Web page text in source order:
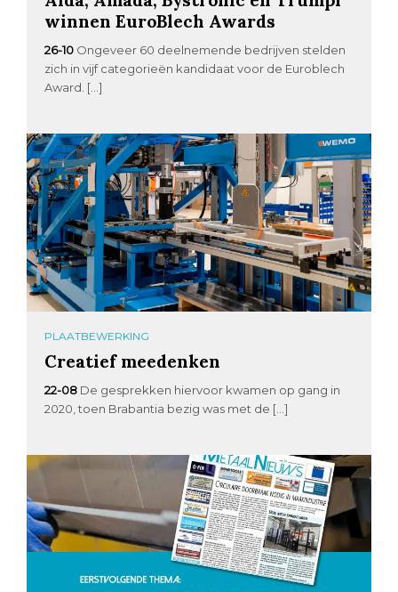
winnen EuroBlech Awards
26-10 Ongeveer 60 deelnemende bedrijven stelden
zich in vijf categorieën kandidaat voor de Euroblech
Award. […]
PLAATBEWERKING
Creatief meedenken
22-08 De gesprekken hiervoor kwamen op gang in
2020, toen Brabantia bezig was met de […]